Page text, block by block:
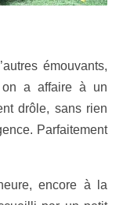
émouvants,
on a affaire à un
drôle, sans rien
Parfaitement
encore à la